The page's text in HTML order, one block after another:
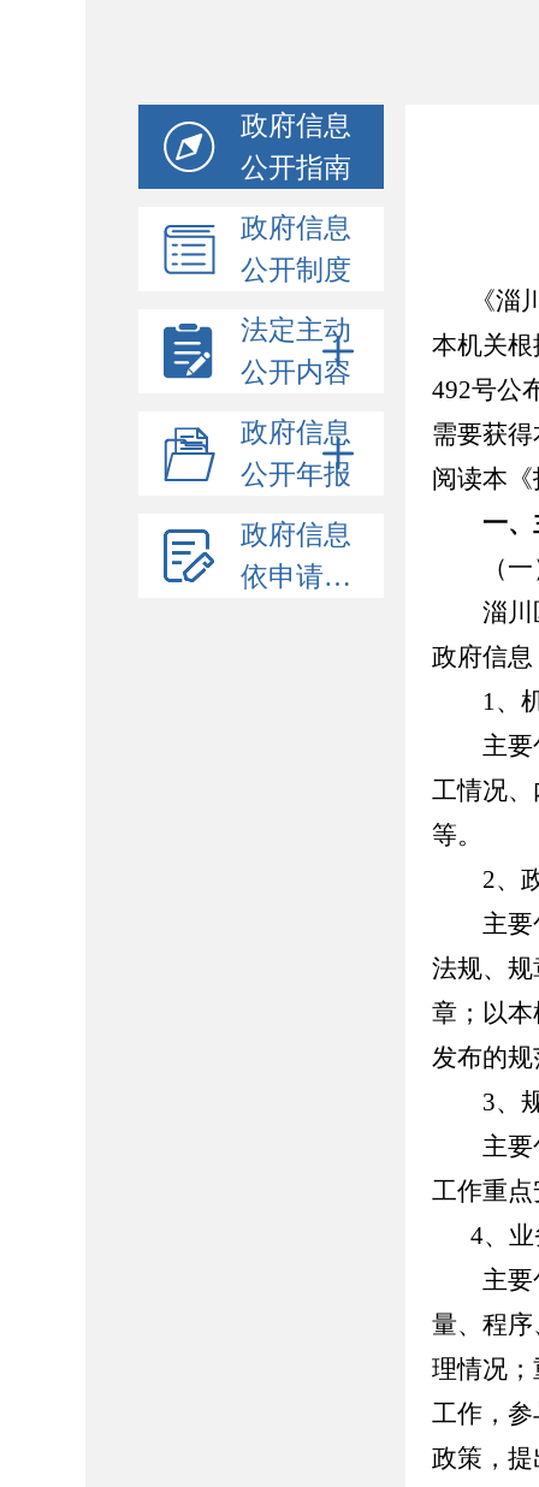
政府信息
公开指南
政府信息
公开制度
法定主动
公开内容
政府信息
公开年报
政府信息
依申请公开
《
本机关
492号公
需要获
阅读本
一
（一）
淄川区
政府信息
1、机
主要包
工情况
等。
2、政
主要包
法规、
章；以
发布的
3、规
主要包
工作重
4、
主要包
量、程
理情况
工作，
政策，